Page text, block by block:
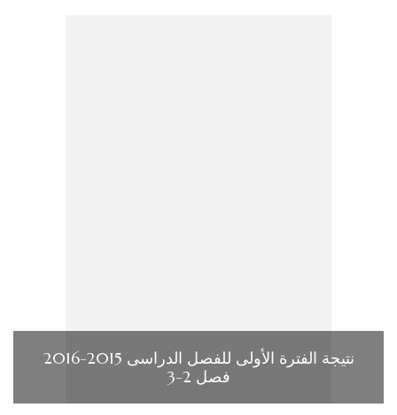
نتيجة الفترة الأولى للفصل الدراسى 2015-2016
فصل 2-3